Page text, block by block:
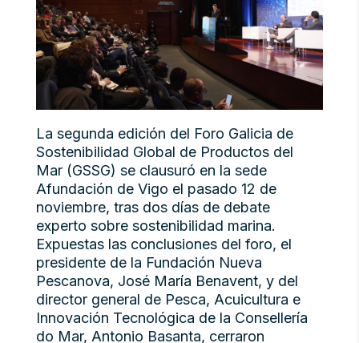
La segunda edición del Foro Galicia de
Sostenibilidad Global de Productos del
Mar (GSSG) se clausuró en la sede
Afundación de Vigo el pasado 12 de
noviembre, tras dos días de debate
experto sobre sostenibilidad marina.
Expuestas las conclusiones del foro, el
presidente de la Fundación Nueva
Pescanova, José María Benavent, y del
director general de Pesca, Acuicultura e
Innovación Tecnológica de la Consellería
do Mar, Antonio Basanta, cerraron